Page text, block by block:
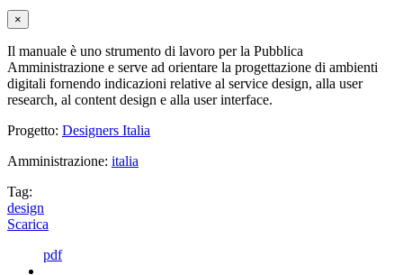
×
Il manuale è uno strumento di lavoro per la Pubblica
Amministrazione e serve ad orientare la progettazione di ambienti
digitali fornendo indicazioni relative al service design, alla user
research, al content design e alla user interface.
Progetto: Designers Italia
Amministrazione: italia
Tag:
design
Scarica
pdf